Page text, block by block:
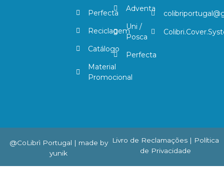
Perfecta
Reciclagem
Catálogo
Material
Promocional
Adventa
Uni /
Posca
Perfecta
@CoLibrì Portugal | made by
yunik
Livro de Reclamações | Política
de Privacidade